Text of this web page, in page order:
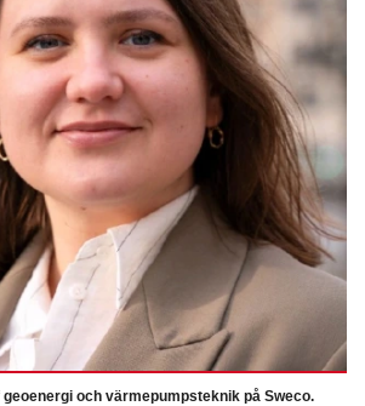
och värmepumpsteknik på Sweco.